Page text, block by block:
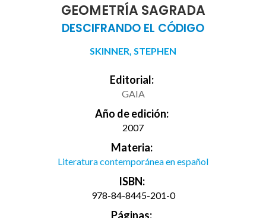
GEOMETRÍA SAGRADA
DESCIFRANDO EL CÓDIGO
SKINNER, STEPHEN
Editorial:
GAIA
Año de edición:
2007
Materia:
Literatura contemporánea en español
ISBN:
978-84-8445-201-0
Páginas: